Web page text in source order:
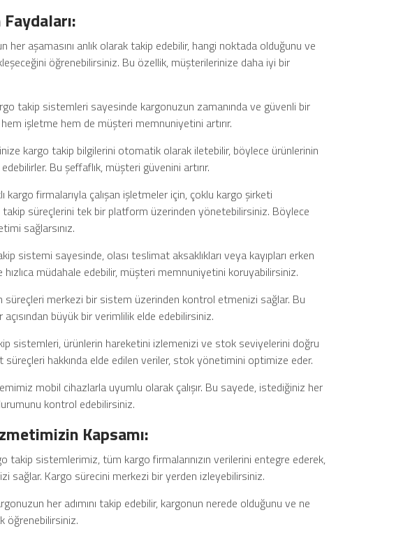
her aşamasını anlık olarak takip edebilir, hangi noktada olduğunu ve
öğrenebilirsiniz. Bu özellik, müşterilerinize daha iyi bir
takip sistemleri sayesinde kargonuzun zamanında ve güvenli bir
işletme hem de müşteri memnuniyetini artırır.
kargo takip bilgilerini otomatik olarak iletebilir, böylece ürünlerinin
Bu şeffaflık, müşteri güvenini artırır.
kargo firmalarıyla çalışan işletmeler için, çoklu kargo şirketi
süreçlerini tek bir platform üzerinden yönetebilirsiniz. Böylece
sağlarsınız.
sistemi sayesinde, olası teslimat aksaklıkları veya kayıpları erken
müdahale edebilir, müşteri memnuniyetini koruyabilirsiniz.
süreçleri merkezi bir sistem üzerinden kontrol etmenizi sağlar. Bu
büyük bir verimlilik elde edebilirsiniz.
sistemleri, ürünlerin hareketini izlemenizi ve stok seviyelerini doğru
hakkında elde edilen veriler, stok yönetimini optimize eder.
mobil cihazlarla uyumlu olarak çalışır. Bu sayede, istediğiniz her
kontrol edebilirsiniz.
Kapsamı:
takip sistemlerimiz, tüm kargo firmalarınızın verilerini entegre ederek,
sağlar. Kargo sürecini merkezi bir yerden izleyebilirsiniz.
her adımını takip edebilir, kargonun nerede olduğunu ve ne
öğrenebilirsiniz.